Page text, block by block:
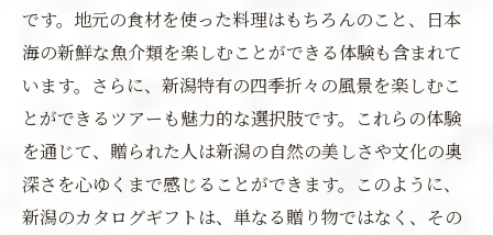
です。地元の食材を使った料理はもちろんのこと、日本
海の新鮮な魚介類を楽しむことができる体験も含まれて
います。さらに、新潟特有の四季折々の風景を楽しむこ
とができるツアーも魅力的な選択肢です。これらの体験
を通じて、贈られた人は新潟の自然の美しさや文化の奥
深さを心ゆくまで感じることができます。このように、
新潟のカタログギフトは、単なる贈り物ではなく、その